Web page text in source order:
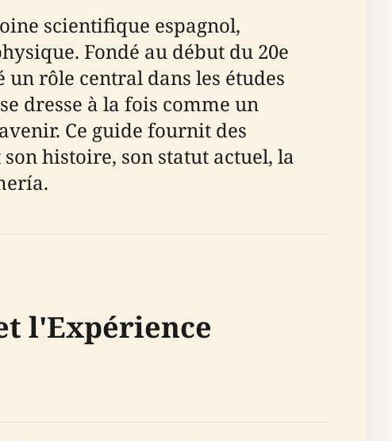
scientifique espagnol,
Fondé au début du 20e
rôle central dans les études
dresse à la fois comme un
Ce guide fournit des
histoire, son statut actuel, la
l'Expérience